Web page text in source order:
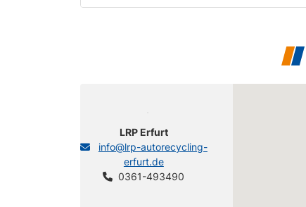
LRP Erfurt
info@lrp-autorecycling-
erfurt.de
0361-493490